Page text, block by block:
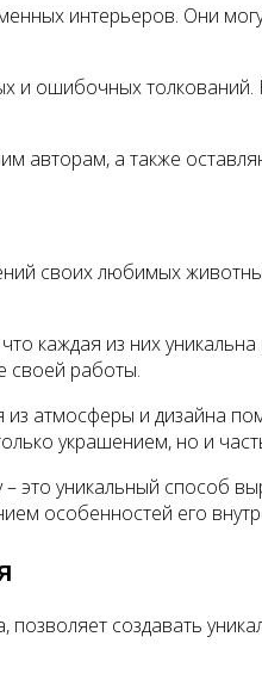
интерьеров. Они
и ошибочных
авторам, а также
своих любимых
каждая из них
своей работы.
атмосферы и дизайна
украшением, но и
это уникальный способ
особенностей его
создавать